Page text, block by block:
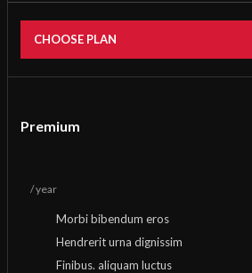
CHOOSE PLAN
Premium
/ year
Morbi bibendum eros
Hendrerit urna dignissim
Finibus. aliquam luctus